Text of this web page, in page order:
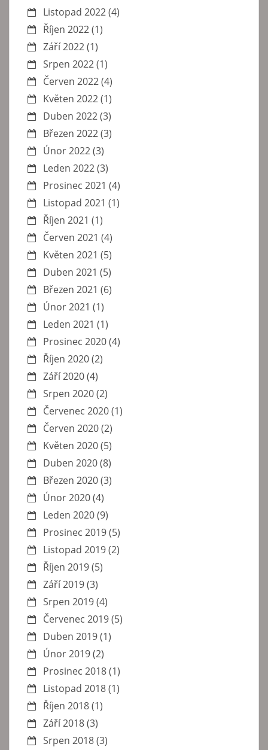
Listopad 2022(4)
Říjen 2022(1)
Září 2022(1)
Srpen 2022(1)
Červen 2022(4)
Květen 2022(1)
Duben 2022(3)
Březen 2022(3)
Únor 2022(3)
Leden 2022(3)
Prosinec 2021 (4)
Listopad 2021 (1)
Říjen 2021 (1)
Červen 2021 (4)
Květen 2021 (5)
Duben 2021 (5)
Březen 2021 (6)
Únor 2021 (1)
Leden 2021 (1)
Prosinec 2020(4)
Říjen 2020(2)
Září 2020(4)
Srpen 2020(2)
Červenec 2020(1)
Červen 2020(2)
Květen 2020(5)
Duben 2020(8)
Březen 2020(3)
Únor 2020(4)
Leden 2020(9)
Prosinec 2019(5)
Listopad 2019(2)
Říjen 2019(5)
Září 2019(3)
Srpen 2019(4)
Červenec 2019(5)
Duben 2019(1)
Únor 2019(2)
Prosinec 2018(1)
Listopad 2018(1)
Říjen 2018(1)
Září 2018(3)
Srpen 2018(3)